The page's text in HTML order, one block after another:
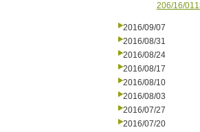
206/16/
2016/09/07
2016/08/31
2016/08/24
2016/08/17
2016/08/10
2016/08/03
2016/07/27
2016/07/20